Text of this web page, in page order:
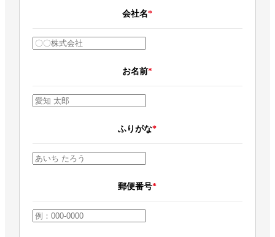
会社名*
お名前*
ふりがな*
郵便番号*